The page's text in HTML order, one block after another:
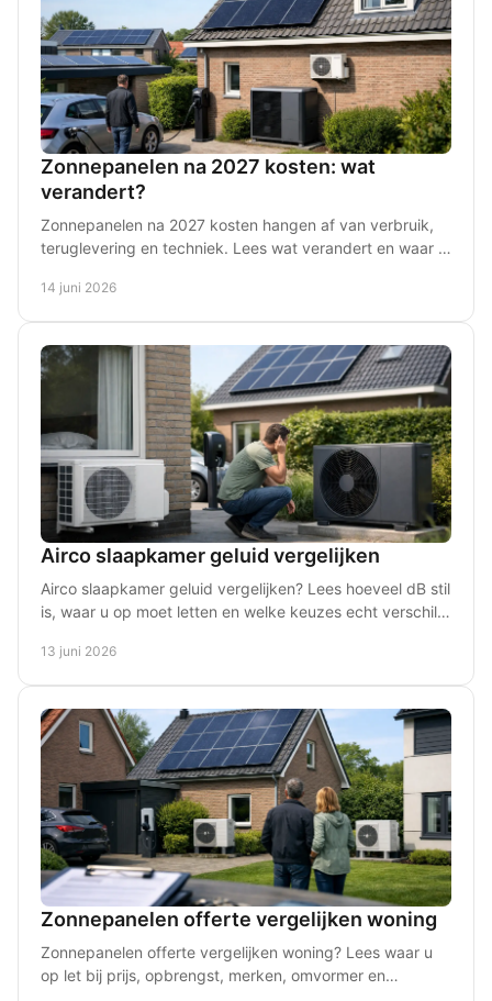
Zonnepanelen na 2027 kosten: wat
verandert?
Zonnepanelen na 2027 kosten hangen af van verbruik,
teruglevering en techniek. Lees wat verandert en waar u
14 juni 2026
Airco slaapkamer geluid vergelijken
Airco slaapkamer geluid vergelijken? Lees hoeveel dB stil
is, waar u op moet letten en welke keuzes echt verschil
13 juni 2026
Zonnepanelen offerte vergelijken woning
Zonnepanelen offerte vergelijken woning? Lees waar u
op let bij prijs, opbrengst, merken, omvormer en